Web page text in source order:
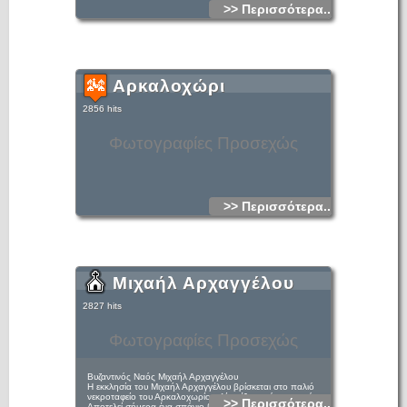
>> Περισσότερα...
Φωτογραφίες Προσεχώς
Αρκαλοχώρι
2856 hits
>> Περισσότερα...
Φωτογραφίες Προσεχώς
Μιχαήλ Αρχαγγέλου
2827 hits
Βυζαντινός Ναός Μιχαήλ Αρχαγγέλου
Η εκκλησία του Μιχαήλ Αρχαγγέλου βρίσκεται στο παλιό
νεκροταφείο του Αρκαλοχωρίου, λίγο έξω από το χωριό.
>> Περισσότερα...